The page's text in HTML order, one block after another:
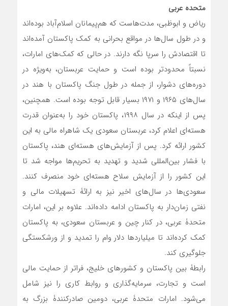
متحدۀ عربی
ریاض و ابوظبی، مدت‌هاست که هم‌پیمانان اسلام‌آباد بوده‌اند
و در طول سال‌ها در مواقع بحرانی به کمک پاکستان آمده‌اند
تا اقتصادش را سرپا نگه دارند. در حالی که کمک‌های امارات،
‌نسبتاً محدودتر بوده است و حمایت عربستان، به‌ویژه در
دوره‌های دشوار، از جمله در طول جنگ‌ پاکستان با هند در
سال‌های ۱۹۶۵ و ۱۹۷۱ بسیار قابل توجه بوده است. همچنین،
پس از اینکه در سال ۱۹۹۸، پاکستان خود را به‌عنوان قدرت
هسته‌ای اعلام کرد، عربستان سعودی یک شاهراه مالی به این
کشور ارائه کرد. پس از آزمایش‌های هسته‌ای هند، پاکستان
با فشار بین‌المللی شدید و تهدید به تحریم‌ها مواجه شد تا
این کشور را از آزمایش سلاح هسته‌ای خود منصرف کنند.
سعودی‌ها در سال‌های اخیر نیز به ارائۀ تسهیلات مالی و
نفتی زمان‌دار به پاکستان ادامه داده‌اند. علاوه بر این، امارات
متحدۀ عربی، در کنار چین و عربستان سعودی، به پاکستان
کمک کرده‌اند تا میلیاردها دلار وام را تمدید و از ورشکستگی
جلوگیری کند.
رابطۀ بین پاکستان و کشورهای خلیج، فراتر از حمایت مالی
است و تجارت، سرمایه‌گذاری و روابط کاری را نیز شامل
می‌شود. امارات متحدۀ عربی، دومین صادرکنندۀ بزرگ به